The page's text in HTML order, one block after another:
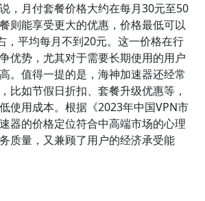
，月付套餐价格大约在每月30元至50
则能享受更大的优惠，价格最低可以
，平均每月不到20元。这一价格在行
优势，尤其对于需要长期使用的用户
。值得一提的是，海神加速器还经常
比如节假日折扣、套餐升级优惠等，
使用成本。根据《2023年中国VPN市
器的价格定位符合中高端市场的心理
质量，又兼顾了用户的经济承受能